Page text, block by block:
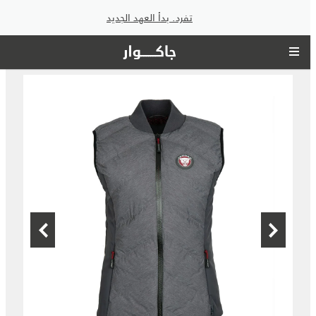
تفرد. بدأ العهد الجديد